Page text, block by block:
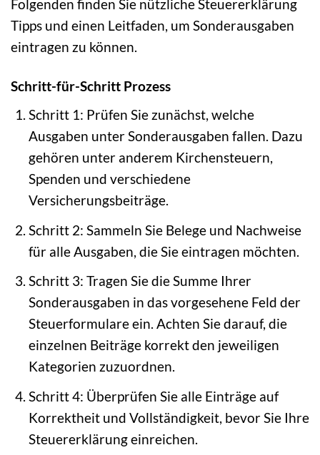
Folgenden finden Sie nützliche Steuererklärung
Tipps und einen Leitfaden, um Sonderausgaben
eintragen zu können.
Schritt-für-Schritt Prozess
Schritt 1: Prüfen Sie zunächst, welche
Ausgaben unter Sonderausgaben fallen. Dazu
gehören unter anderem Kirchensteuern,
Spenden und verschiedene
Versicherungsbeiträge.
Schritt 2: Sammeln Sie Belege und Nachweise
für alle Ausgaben, die Sie eintragen möchten.
Schritt 3: Tragen Sie die Summe Ihrer
Sonderausgaben in das vorgesehene Feld der
Steuerformulare ein. Achten Sie darauf, die
einzelnen Beiträge korrekt den jeweiligen
Kategorien zuzuordnen.
Schritt 4: Überprüfen Sie alle Einträge auf
Korrektheit und Vollständigkeit, bevor Sie Ihre
Steuererklärung einreichen.